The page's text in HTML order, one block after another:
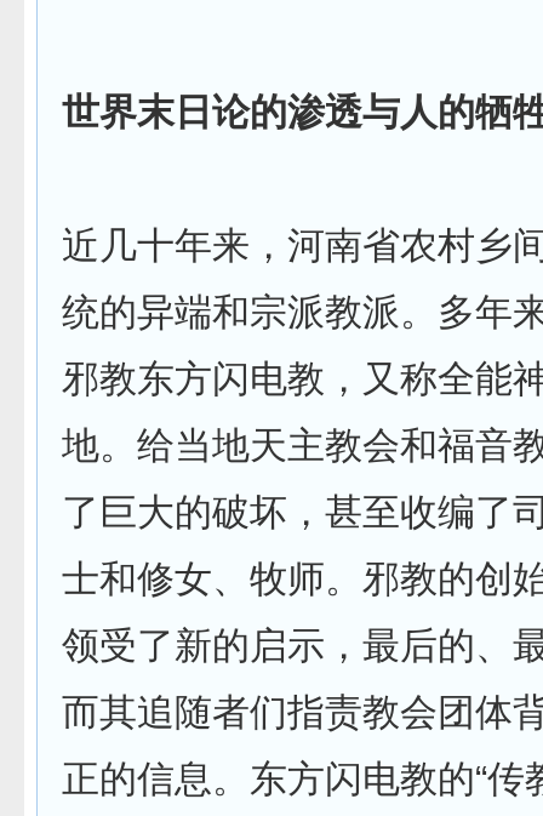
世界末日论的渗透与人的牺
近几十年来，河南省农村乡
统的异端和宗派教派。多年
邪教东方闪电教，又称全能
地。给当地天主教会和福音
了巨大的破坏，甚至收编了
士和修女、牧师。邪教的创
领受了新的启示，最后的、
而其追随者们指责教会团体
正的信息。东方闪电教的“传